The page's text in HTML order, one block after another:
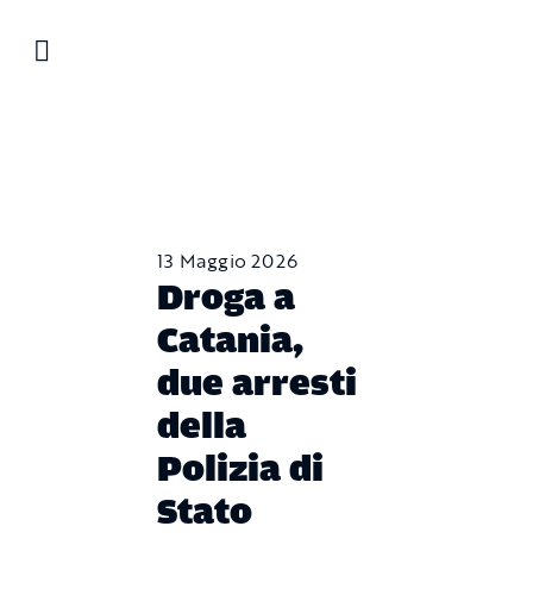
13 Maggio 2026
Droga a
Catania,
due arresti
della
Polizia di
Stato